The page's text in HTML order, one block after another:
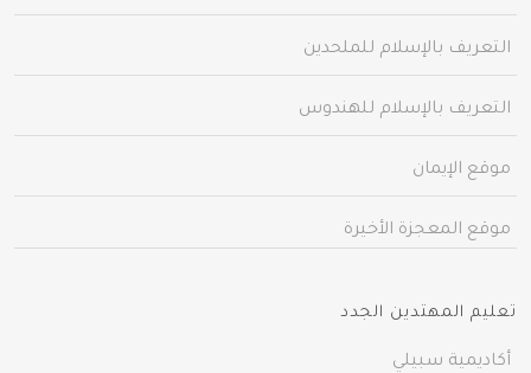
التعريف بالإسلام للملحدين
التعريف بالإسلام للهندوس
موقع الإيمان
موقع المعجزة الأخيرة
تعليم المهتدين الجدد
أكاديمية سبيلي